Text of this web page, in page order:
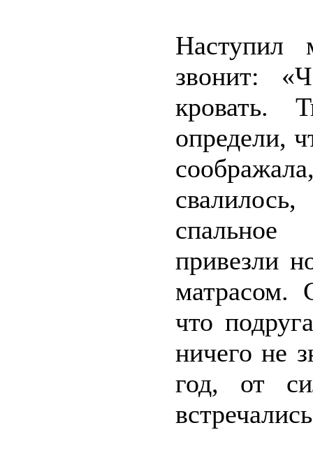
Наступил
звонит:
кровать.
определи,
привезли
матрасом.
что
ничего не
год, от